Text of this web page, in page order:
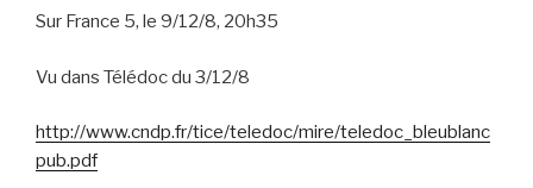
Sur France 5, le 9/12/8, 20h35
Vu dans Télédoc du 3/12/8
http://www.cndp.fr/tice/teledoc/mire/teledoc_bleublanc
pub.pdf